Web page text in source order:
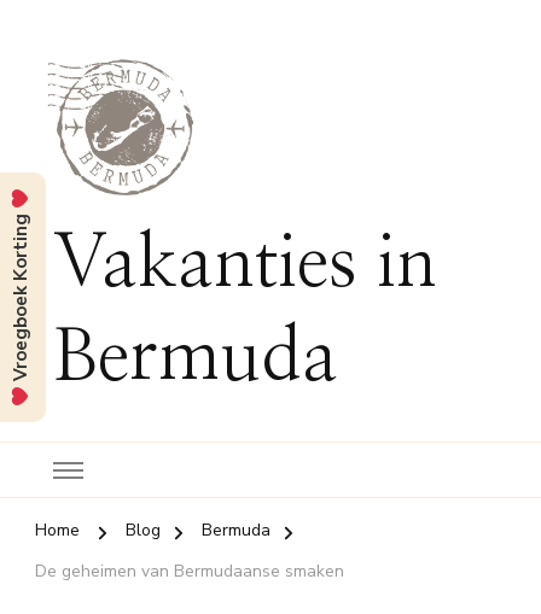
Vakanties in
Bermuda
Home Blog
Bermuda
De geheimen van Bermudaanse smaken
Vroegboek Korting